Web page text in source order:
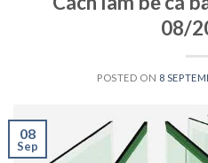
08/
POSTED ON 8
08
Sep